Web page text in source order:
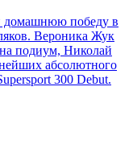
домашнюю победу в
Вероника Жук
подиум, Николай
абсолютного
300 Debut.